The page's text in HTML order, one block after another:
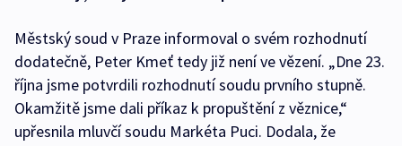
Městský soud v Praze informoval o svém rozhodnutí
dodatečně, Peter Kmeť tedy již není ve vězení. „Dne 23.
října jsme potvrdili rozhodnutí soudu prvního stupně.
Okamžitě jsme dali příkaz k propuštění z věznice,“
upřesnila mluvčí soudu Markéta Puci. Dodala, že